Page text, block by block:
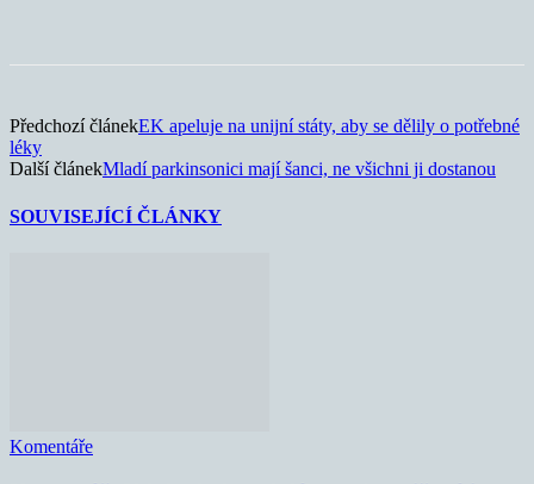
Předchozí článekEK apeluje na unijní státy, aby se dělily o potřebné
léky
Další článekMladí parkinsonici mají šanci, ne všichni ji dostanou
SOUVISEJÍCÍ ČLÁNKY
Komentáře